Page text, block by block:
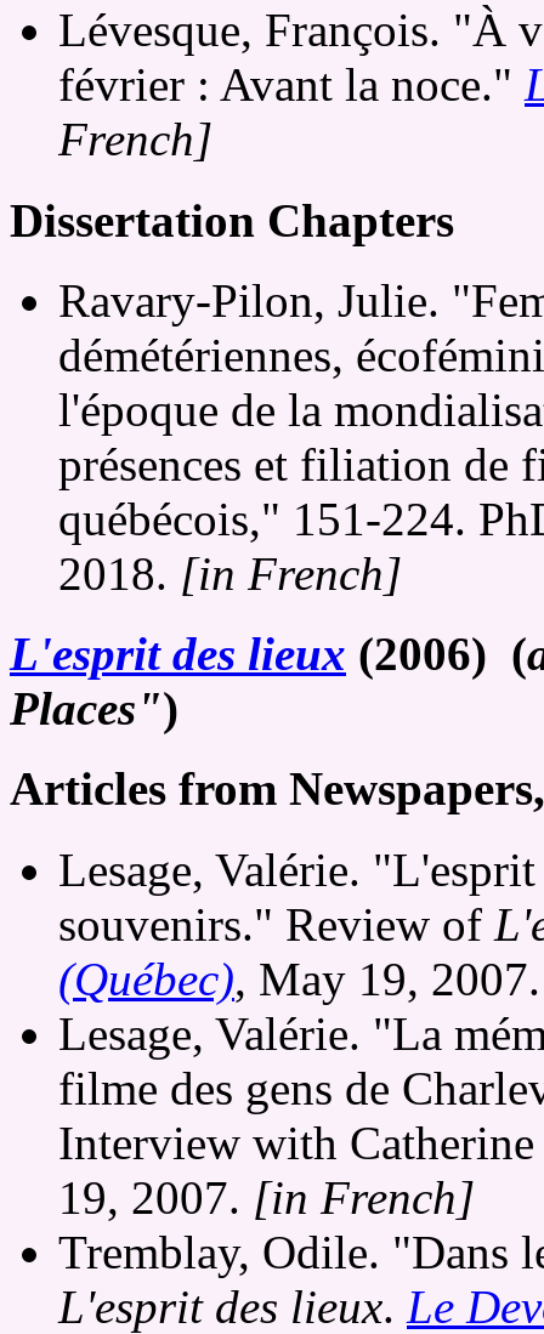
Lévesque, François. "À
février : Avant la noce."
French]
Dissertation Chapters
Ravary-Pilon, Julie.
démétériennes,
l'époque de la
présences et filiation de
québécois," 151-224.
2018. [in French]
L'esprit des lieux (2006) (
Places")
Articles from
Lesage, Valérie.
souvenirs." Review of
(Québec), May 19,
Lesage, Valérie. "La
filme des gens de
Interview with
19, 2007. [in French]
Tremblay, Odile. "Dans
L'esprit des lieux. Le